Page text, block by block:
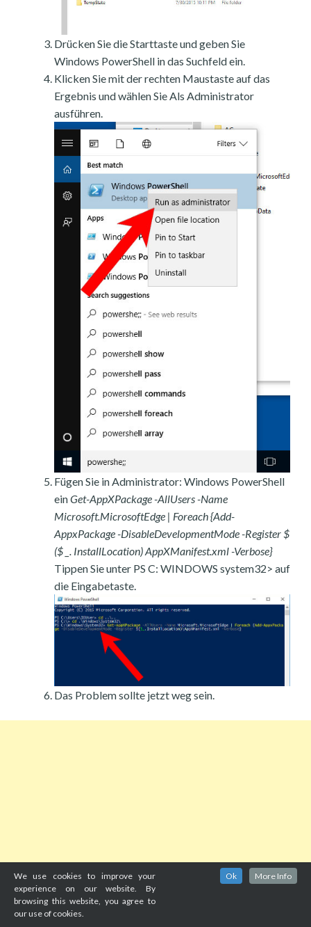
Drücken Sie die Starttaste und geben Sie
Windows PowerShell in das Suchfeld ein.
Klicken Sie mit der rechten Maustaste auf das
Ergebnis und wählen Sie Als Administrator
ausführen.
Fügen Sie in Administrator: Windows PowerShell
einGet-AppXPackage -AllUsers -Name
Microsoft.MicrosoftEdge | Foreach {Add-
AppxPackage -DisableDevelopmentMode -Register $
($ _. InstallLocation) AppXManifest.xml -Verbose}
Tippen Sie unter PS C: WINDOWS system32> auf
die Eingabetaste.
Das Problem sollte jetzt weg sein.
We use cookies to improve your
experience on our website. By
browsing this website, you agree to
our use of cookies.
Ok More Info